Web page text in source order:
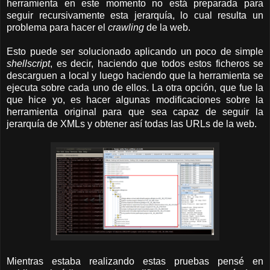
herramienta en este momento no está preparada para
seguir recursivamente esta jerarquía, lo cual resulta un
problema para hacer el crawling de la web.
Esto puede ser solucionado aplicando un poco de simple
shellscript, es decir, haciendo que todos estos ficheros se
descarguen a local y luego haciendo que la herramienta se
ejecuta sobre cada uno de ellos. La otra opción, que fue la
que hice yo, es hacer algunas modificaciones sobre la
herramienta original para que sea capaz de seguir la
jerarquía de XMLs y obtener así todas las URLs de la web.
Mientras estaba realizando estas pruebas pensé en